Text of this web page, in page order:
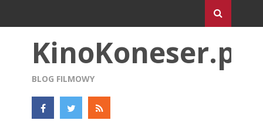
KinoKoneser.pl
BLOG FILMOWY